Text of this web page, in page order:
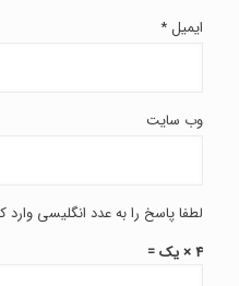
ایمیل *
وب‌ سایت
لطفا پاسخ را به عدد انگلیسی وارد
4 × یک =